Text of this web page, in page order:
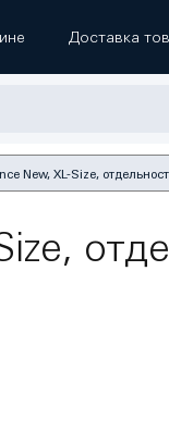
Доставка
New, XL-Size,